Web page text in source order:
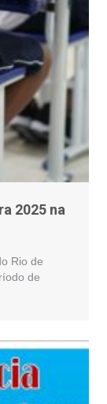
2025 na
Rio de
de